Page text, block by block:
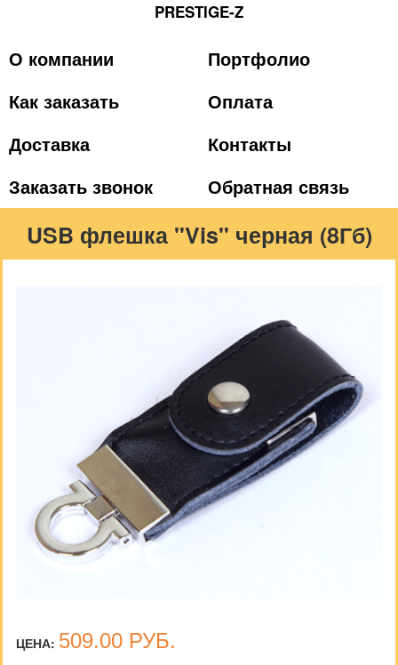
PRESTIGE-Z
О компании
Портфолио
Как заказать
Оплата
Доставка
Контакты
Заказать звонок
Обратная связь
USB флешка "Vis" черная (8Гб)
ЦЕНА: 509.00 РУБ.